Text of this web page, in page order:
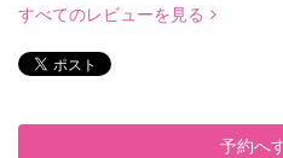
すべてのレビューを見る
予約へ